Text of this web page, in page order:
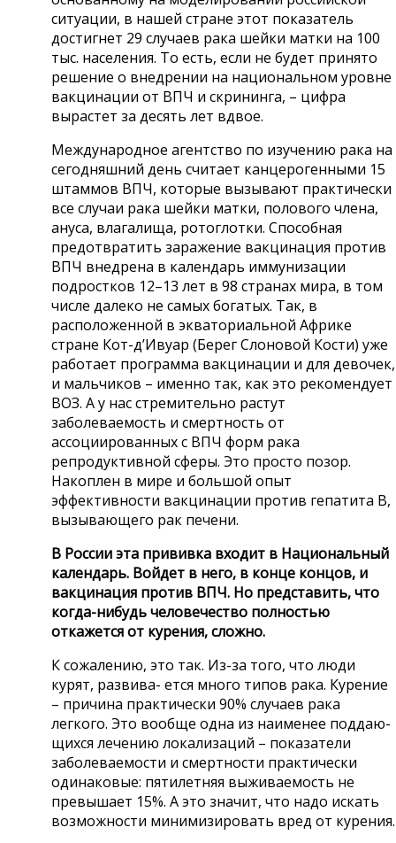
ситуации, в нашей стране этот показатель
достигнет 29 случаев рака шейки матки на 100
тыс. населения. То есть, если не будет принято
решение о внедрении на национальном уровне
вакцинации от ВПЧ и скрининга, – цифра
вырастет за десять лет вдвое.
Международное агентство по изучению рака на
сегодняшний день считает канцерогенными 15
штаммов ВПЧ, которые вызывают практически
все случаи рака шейки матки, полового члена,
ануса, влагалища, ротоглотки. Способная
предотвратить заражение вакцинация против
ВПЧ внедрена в календарь иммунизации
подростков 12–13 лет в 98 странах мира, в том
числе далеко не самых богатых. Так, в
расположенной в экваториальной Африке
стране Кот-д’Ивуар (Берег Слоновой Кости) уже
работает программа вакцинации и для девочек,
и мальчиков – именно так, как это рекомендует
ВОЗ. А у нас стремительно растут
заболеваемость и смертность от
ассоциированных с ВПЧ форм рака
репродуктивной сферы. Это просто позор.
Накоплен в мире и большой опыт
эффективности вакцинации против гепатита В,
вызывающего рак печени.
В России эта прививка входит в Национальный
календарь. Войдет в него, в конце концов, и
вакцинация против ВПЧ. Но представить, что
когда-нибудь человечество полностью
откажется от курения, сложно.
К сожалению, это так. Из-за того, что люди
курят, развива- ется много типов рака. Курение
– причина практически 90% случаев рака
легкого. Это вообще одна из наименее поддаю-
щихся лечению локализаций – показатели
заболеваемости и смертности практически
одинаковые: пятилетняя выживаемость не
превышает 15%. А это значит, что надо искать
возможности минимизировать вред от курения.